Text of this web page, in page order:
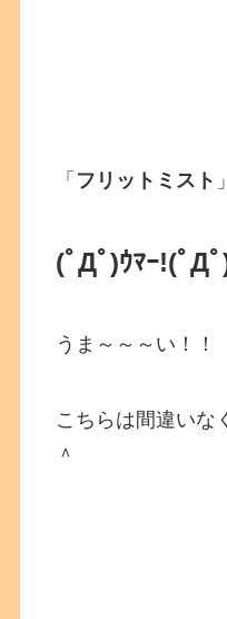
「 フリットミスト
(ﾟДﾟ)ｳﾏｰ!(ﾟДﾟ
うま～～～い！！
こちらは間違いな
＾